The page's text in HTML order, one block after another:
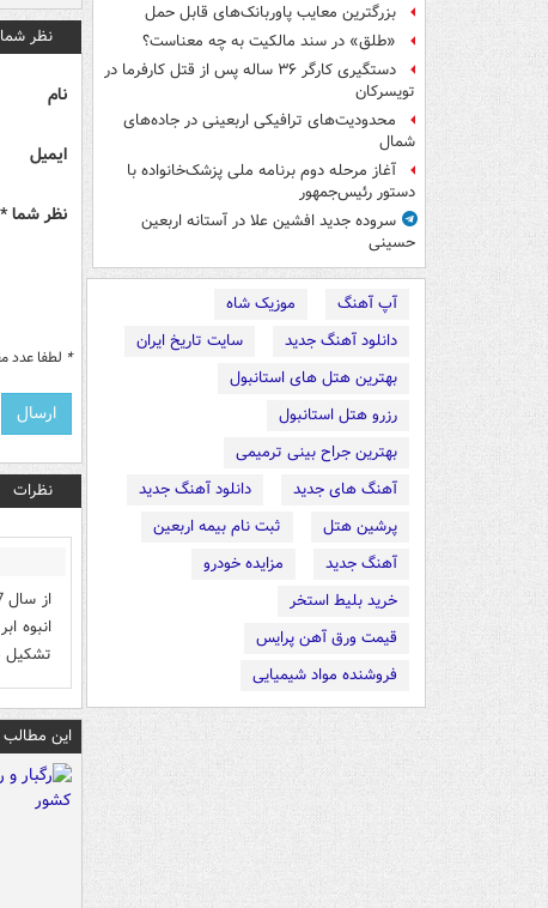
بزرگترین معایب پاوربانک‌های قابل حمل
«طلق» در سند مالکیت به چه معناست؟
دستگیری کارگر ۳۶ ساله پس از قتل کارفرما در
تویسرکان
محدودیت‌های ترافیکی اربعینی در جاده‌های
شمال‌
آغاز مرحله دوم برنامه ملی پزشک‌خانواده با
دستور رئیس‌جمهور
سروده جدید افشین علا در آستانه اربعین
حسینی
آپ آهنگ
موزیک شاه
دانلود آهنگ جدید
سایت تاریخ ایران
بهترین هتل های استانبول
رزرو هتل استانبول
بهترین جراح بینی ترمیمی
آهنگ های جدید
دانلود آهنگ جدید
پرشین هتل
ثبت نام بیمه اربعین
آهنگ جدید
مزایده خودرو
خرید بلیط استخر
قیمت ورق آهن پرایس
فروشنده مواد شیمیایی
نظر شما
نام
ایمیل
نظر شما *
* لطفا عدد
نظرات
انبوه
تشکیل
این